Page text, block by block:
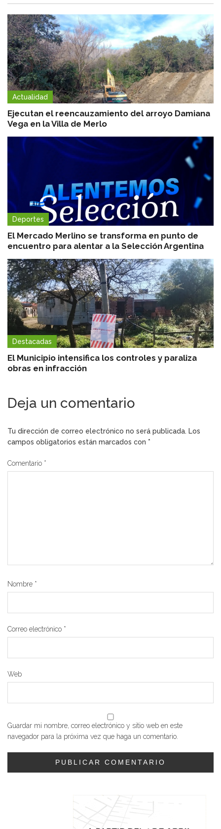
Actualidad
Ejecutan el reencauzamiento del arroyo Damiana
Vega en la Villa de Merlo
Deportes
El Mercado Merlino se transforma en punto de
encuentro para alentar a la Selección Argentina
Destacadas
El Municipio intensifica los controles y paraliza
obras en infracción
Deja un comentario
Tu dirección de correo electrónico no será publicada. Los
campos obligatorios están marcados con *
Comentario *
Nombre *
Correo electrónico *
Web
Guardar mi nombre, correo electrónico y sitio web en este
navegador para la próxima vez que haga un comentario.